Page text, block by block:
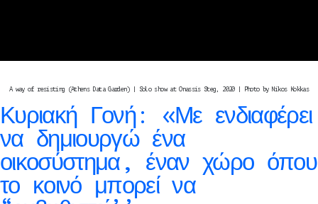
A way of resisting (Athens Data Garden) | Solo show at Onassis Steg, 2020 | Photo by Nikos Kokkas
Κυριακή Γονή: «Με ενδιαφέρει
να δημιουργώ ένα
οικοσύστημα, έναν χώρο όπου
το κοινό μπορεί να